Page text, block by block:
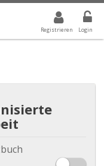
Registrieren Login
IST ALLE